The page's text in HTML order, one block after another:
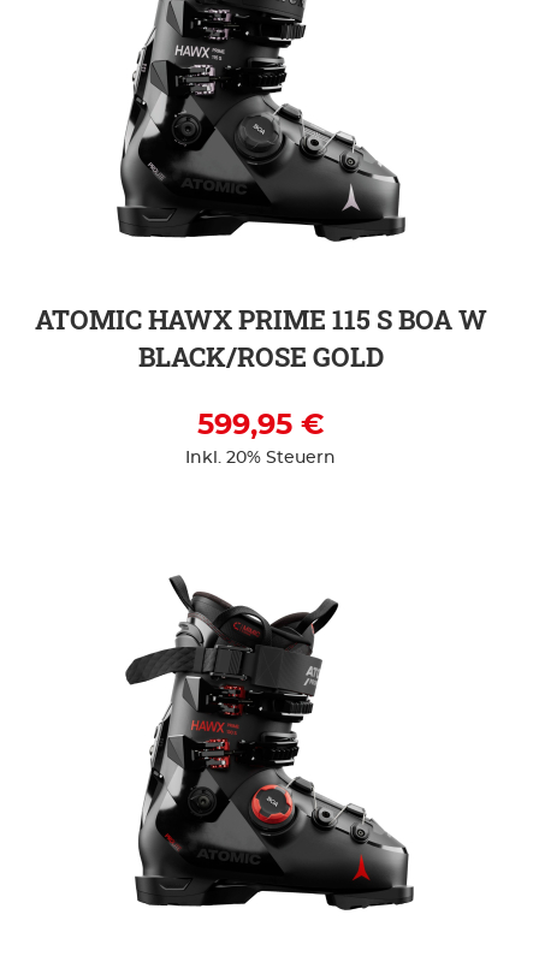
ATOMIC HAWX PRIME 115 S BOA W
BLACK/ROSE GOLD
599,95 €
Inkl. 20% Steuern
ZUR DETAILSEITE
ZUR DETAILSEITE